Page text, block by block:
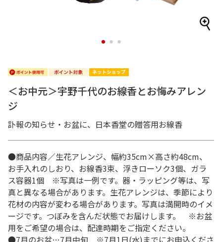
1 2 3
＜お中元＞宇野千代のお線香とお悔みアレン
ジ
訃報の知らせ・お盆に、日本香堂の贈答用お線香
●商品内容／生花アレンジ、幅約35cm×高さ約48cm、
お手入れのしおり、お線香3束、浮きローソク3個、ガラ
ス容器1個 ※写真は一例です。器・ラッピング等は、写
真と異なる場合があります。生花アレンジは、季節により
花材の内容が変わる場合があります。写真は満開時のイメ
ージです。つぼみを含んだ状態でお届けします。 ※お盆
用をご希望の場合は、配達時期をご指定ください。
●7月のお盆…7月中旬 ※7月1日(水)までにお申込くださ